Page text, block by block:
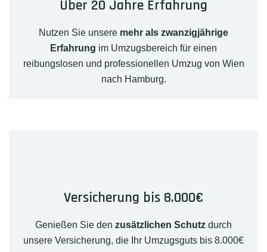
Über 20 Jahre Erfahrung
Nutzen Sie unsere mehr als zwanzigjährige
Erfahrung im Umzugsbereich für einen
reibungslosen und professionellen Umzug von Wien
nach Hamburg.
Versicherung bis 8.000€
Genießen Sie den zusätzlichen Schutz durch
unsere Versicherung, die Ihr Umzugsguts bis 8.000€